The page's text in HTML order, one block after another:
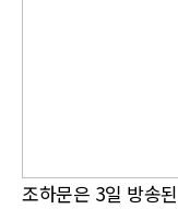
조하문은 3일 방송